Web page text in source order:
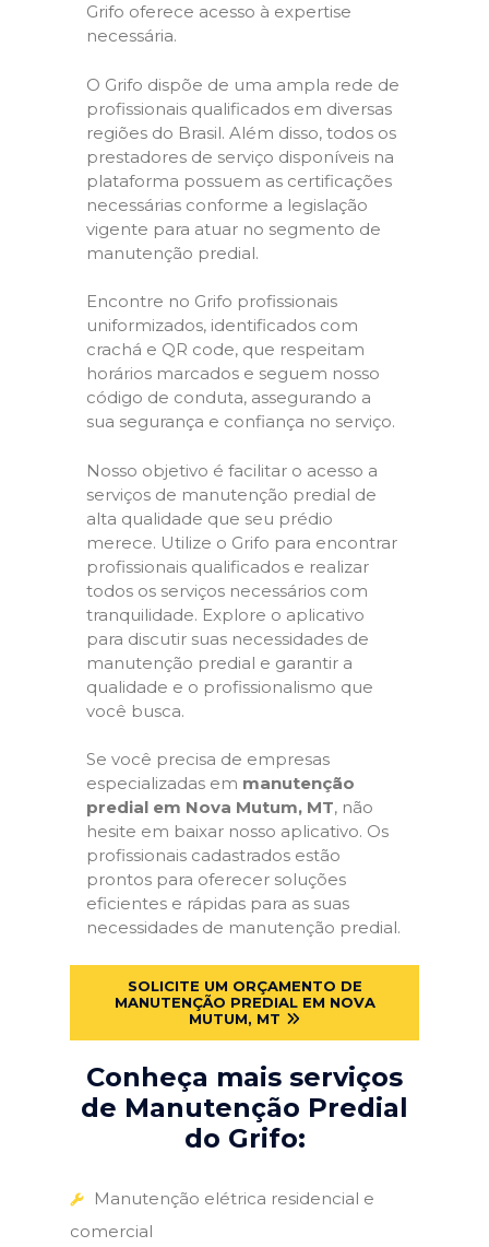
Grifo oferece acesso à expertise
necessária.
O Grifo dispõe de uma ampla rede de
profissionais qualificados em diversas
regiões do Brasil. Além disso, todos os
prestadores de serviço disponíveis na
plataforma possuem as certificações
necessárias conforme a legislação
vigente para atuar no segmento de
manutenção predial.
Encontre no Grifo profissionais
uniformizados, identificados com
crachá e QR code, que respeitam
horários marcados e seguem nosso
código de conduta, assegurando a
sua segurança e confiança no serviço.
Nosso objetivo é facilitar o acesso a
serviços de manutenção predial de
alta qualidade que seu prédio
merece. Utilize o Grifo para encontrar
profissionais qualificados e realizar
todos os serviços necessários com
tranquilidade. Explore o aplicativo
para discutir suas necessidades de
manutenção predial e garantir a
qualidade e o profissionalismo que
você busca.
Se você precisa de empresas
especializadas em manutenção
predial em Nova Mutum, MT, não
hesite em baixar nosso aplicativo. Os
profissionais cadastrados estão
prontos para oferecer soluções
eficientes e rápidas para as suas
necessidades de manutenção predial.
SOLICITE UM ORÇAMENTO DE
MANUTENÇÃO PREDIAL EM NOVA
MUTUM, MT
Conheça mais serviços
de Manutenção Predial
do Grifo:
Manutenção elétrica residencial e
comercial